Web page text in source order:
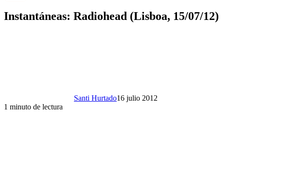
Instantáneas: Radiohead (Lisboa, 15/07/12)
Santi Hurtado16 julio 2012
1 minuto de lectura